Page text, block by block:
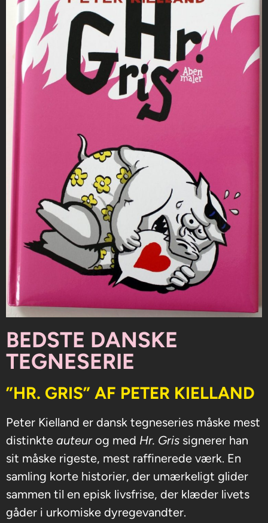
BEDSTE DANSKE
TEGNESERIE​
”HR. GRIS” AF PETER KIELLAND
Peter Kielland er dansk tegneseries måske mest
distinkte auteurog med Hr. Gris signerer han
sit måske rigeste, mest raffinerede værk. En
samling korte historier, der umærkeligt glider
sammen til en episk livsfrise, der klæder livets
gåder i urkomiske dyregevandter.